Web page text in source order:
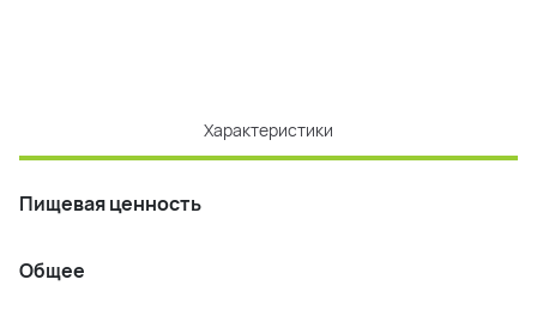
Характеристики
Пищевая ценность
Общее